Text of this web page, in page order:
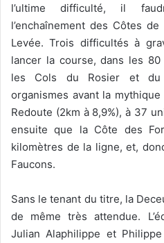
l’ultime difficulté, il
l’enchaînement des Côtes
Levée. Trois difficultés à
lancer la course, dans les
les Cols du Rosier et du
organismes avant la
Redoute (2km à 8,9%), à 37
ensuite que la Côte des
kilomètres de la ligne, et,
Faucons.
Sans le tenant du titre, la
de même très attendue.
Julian Alaphilippe et